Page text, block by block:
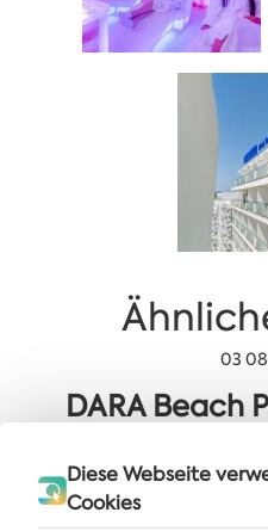
03
DARA Beach
Wichtige
Diese Webseite
Cookies